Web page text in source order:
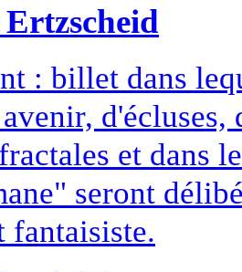
: billet dans
et dans
seront
fantaisiste.